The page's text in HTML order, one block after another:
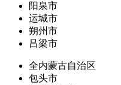
阳泉市
运城市
朔州市
吕梁市
全内蒙古自治区
包头市